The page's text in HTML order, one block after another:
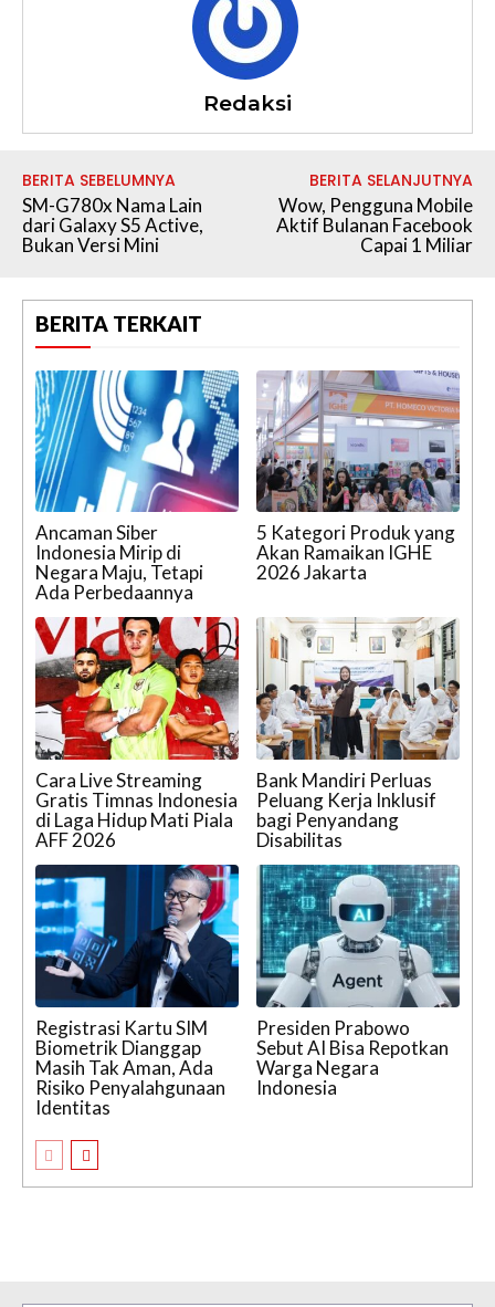
Redaksi
BERITA SEBELUMNYA
SM-G780x Nama Lain
dari Galaxy S5 Active,
Bukan Versi Mini
BERITA SELANJUTNYA
Wow, Pengguna Mobile
Aktif Bulanan Facebook
Capai 1 Miliar
BERITA TERKAIT
Ancaman Siber
Indonesia Mirip di
Negara Maju, Tetapi
Ada Perbedaannya
5 Kategori Produk yang
Akan Ramaikan IGHE
2026 Jakarta
Cara Live Streaming
Gratis Timnas Indonesia
di Laga Hidup Mati Piala
AFF 2026
Bank Mandiri Perluas
Peluang Kerja Inklusif
bagi Penyandang
Disabilitas
Registrasi Kartu SIM
Biometrik Dianggap
Masih Tak Aman, Ada
Risiko Penyalahgunaan
Identitas
Presiden Prabowo
Sebut AI Bisa Repotkan
Warga Negara
Indonesia